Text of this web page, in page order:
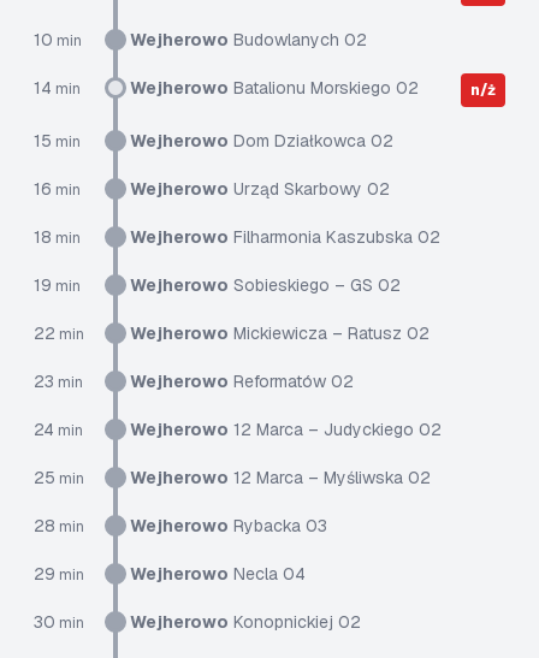
10 min Wejherowo Budowlanych 02
14 min Wejherowo Batalionu Morskiego 02 n/ż
15 min Wejherowo Dom Działkowca 02
16 min Wejherowo Urząd Skarbowy 02
18 min Wejherowo Filharmonia Kaszubska 02
19 min Wejherowo Sobieskiego – GS 02
22 min Wejherowo Mickiewicza – Ratusz 02
23 min Wejherowo Reformatów 02
24 min Wejherowo 12 Marca – Judyckiego 02
25 min Wejherowo 12 Marca – Myśliwska 02
28 min Wejherowo Rybacka 03
29 min Wejherowo Necla 04
30 min Wejherowo Konopnickiej 02